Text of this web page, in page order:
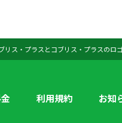
リス・プラスとコブリス・プラスのロ
利用規約 お知